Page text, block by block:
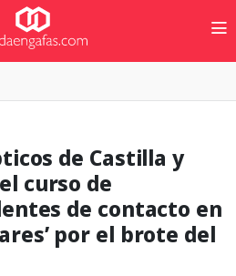
de Castilla y
curso de
de contacto en
por el brote del